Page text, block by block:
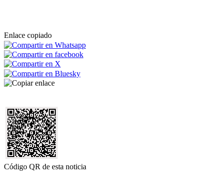
Enlace copiado
Código QR de esta noticia